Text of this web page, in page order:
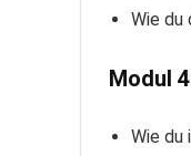
Wie du
Modul
Wie du